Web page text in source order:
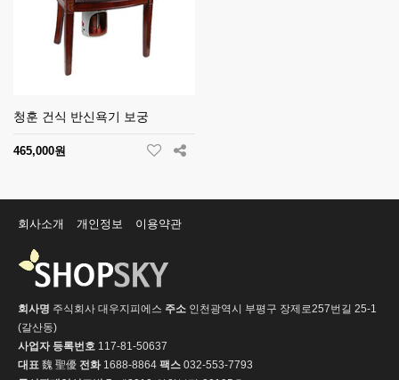
청훈 건식 반신욕기 보궁
465,000원
회사소개 개인정보 이용약관
회사명 주식회사 대우지피에스 주소 인천광역시 부평구 장제로257번길 25-1
(갈산동)
사업자 등록번호 117-81-50637
대표 魏 聖優 전화1688-8864 팩스 032-553-7793